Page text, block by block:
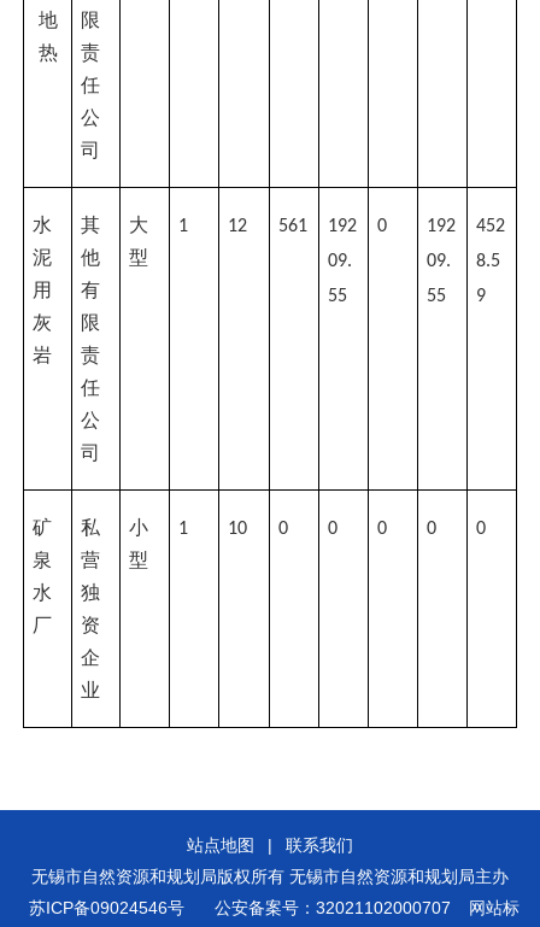
地
热
限
责
任
公
司
水
泥
用
灰
岩
其
他
有
限
责
任
公
司
大
型
1 12 561
192
09.
55
0
192
09.
55
452
8.5
9
矿
泉
水
厂
私
营
独
资
企
业
小
型
1 10 0 0 0 0 0
站点地图 |
联系我们
无锡市自然资源和规划局版权所有 无锡市自然资源和规划局主办
苏ICP备09024546号
公安备案号：32021102000707 网站标